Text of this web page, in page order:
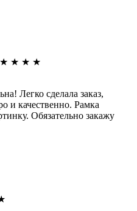
★ ★ ★ ★
Легко сделала заказ,
и качественно. Рамка
Обязательно закажу